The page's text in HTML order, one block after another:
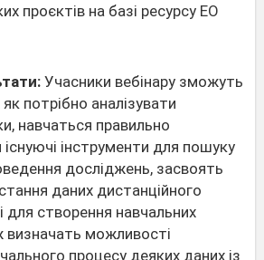
проєктів на базі ресурсу EO
Учасники вебінару зможуть
потрібно аналізувати
навчаться правильно
інструменти для пошуку
досліджень, засвоять
даних дистанційного
для створення навчальних
визначать можливості
процесу деяких даних із